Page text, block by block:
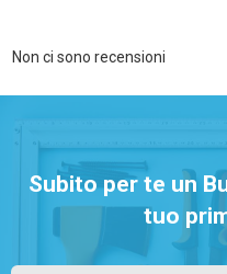
Non ci sono recensioni
Subito per te un
tuo